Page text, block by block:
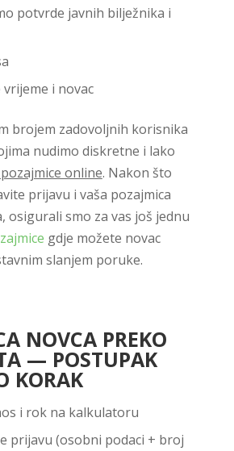
potvrde javnih bilježnika i
i novac
brojem zadovoljnih korisnika
nudimo diskretne i lako
online. Nakon što
prijavu i vaša pozajmica
osigurali smo za vas još jednu
gdje možete novac
slanjem poruke.
NOVCA PREKO
— POSTUPAK
KORAK
i rok na kalkulatoru
prijavu (osobni podaci + broj